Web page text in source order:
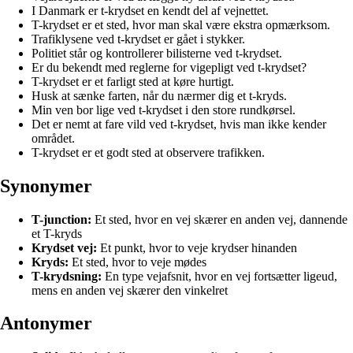
I Danmark er t-krydset en kendt del af vejnettet.
T-krydset er et sted, hvor man skal være ekstra opmærksom.
Trafiklysene ved t-krydset er gået i stykker.
Politiet står og kontrollerer bilisterne ved t-krydset.
Er du bekendt med reglerne for vigepligt ved t-krydset?
T-krydset er et farligt sted at køre hurtigt.
Husk at sænke farten, når du nærmer dig et t-kryds.
Min ven bor lige ved t-krydset i den store rundkørsel.
Det er nemt at fare vild ved t-krydset, hvis man ikke kender
området.
T-krydset er et godt sted at observere trafikken.
Synonymer
T-junction: Et sted, hvor en vej skærer en anden vej, dannende
et T-kryds
Krydset vej: Et punkt, hvor to veje krydser hinanden
Kryds: Et sted, hvor to veje mødes
T-krydsning: En type vejafsnit, hvor en vej fortsætter ligeud,
mens en anden vej skærer den vinkelret
Antonymer